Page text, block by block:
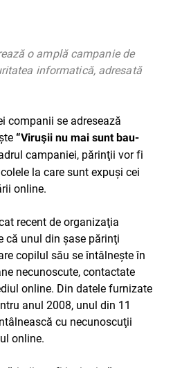
o amplă campanie de
informatică, adresată
companii se adresează
“Viruşii nu mai sunt bau-
campaniei, părinţii vor fi
la care sunt expuşi cei
online.
recent de organizaţia
că unul din şase părinţi
copilul său se întâlneşte în
necunoscute, contactate
online. Din datele furnizate
anul 2008, unul din 11
cu necunoscuţii
online.